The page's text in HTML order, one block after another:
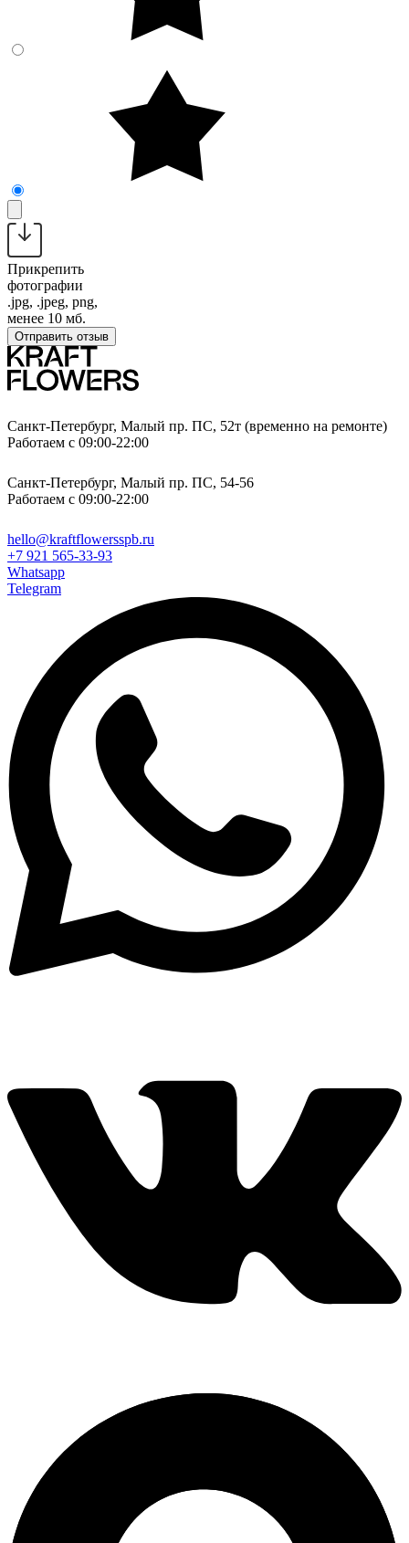
Прикрепить
фотографии
.jpg, .jpeg, png,
менее 10 мб.
Отправить отзыв
Санкт-Петербург, Малый пр. ПС, 52т (временно на ремонте)
Работаем с 09:00-22:00
Санкт-Петербург, Малый пр. ПС, 54-56
Работаем с 09:00-22:00
hello@kraftflowersspb.ru
+7 921 565-33-93
Whatsapp
Telegram